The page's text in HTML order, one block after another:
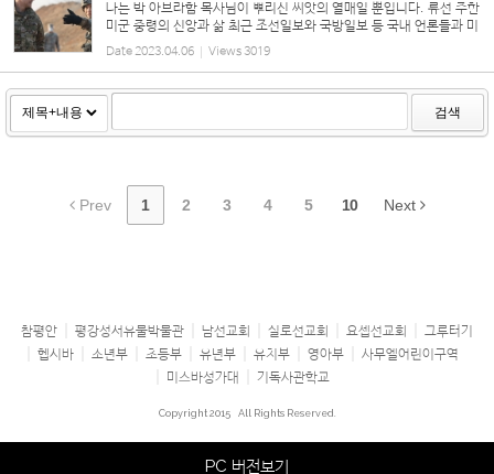
나는 박 아브라함 목사님이 뿌리신 씨앗의 열매일 뿐입니다. 류선 주한
미군 중령의 신앙과 삶 최근 조선일보와 국방일보 등 국내 언론들과 미
육군 홈페이지에 한 미군 중령의 스토리가 잇따라 대대적으로 소개됐
다. 한국계 주한미군인 류선(Ryu Sun) 중령이다...
Date2023.04.06 Views3019
검색
Prev 1 2 3 4 5 10 Next
참평안 평강성서유물박물관 남선교회 실로선교회 요셉선교회
그루터기
헵시바
소년부 초등부 유년부 유치부 영아부
사무엘어린이구역
미스바성가대
기독사관학교
Copyright 2015 All Rights Reserved.
PC 버전보기